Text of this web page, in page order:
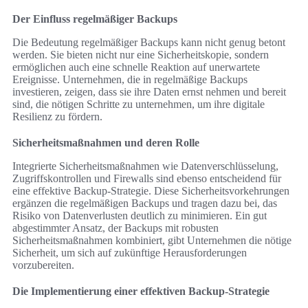
Der Einfluss regelmäßiger Backups
Die Bedeutung regelmäßiger Backups kann nicht genug betont
werden. Sie bieten nicht nur eine Sicherheitskopie, sondern
ermöglichen auch eine schnelle Reaktion auf unerwartete
Ereignisse. Unternehmen, die in regelmäßige Backups
investieren, zeigen, dass sie ihre Daten ernst nehmen und bereit
sind, die nötigen Schritte zu unternehmen, um ihre digitale
Resilienz zu fördern.
Sicherheitsmaßnahmen und deren Rolle
Integrierte Sicherheitsmaßnahmen wie Datenverschlüsselung,
Zugriffskontrollen und Firewalls sind ebenso entscheidend für
eine effektive Backup-Strategie. Diese Sicherheitsvorkehrungen
ergänzen die regelmäßigen Backups und tragen dazu bei, das
Risiko von Datenverlusten deutlich zu minimieren. Ein gut
abgestimmter Ansatz, der Backups mit robusten
Sicherheitsmaßnahmen kombiniert, gibt Unternehmen die nötige
Sicherheit, um sich auf zukünftige Herausforderungen
vorzubereiten.
Die Implementierung einer effektiven Backup-Strategie